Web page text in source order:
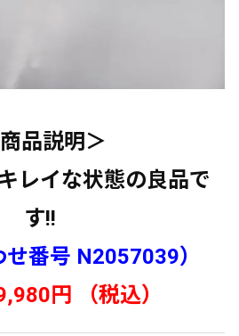
品説明＞
レイな状態の良品で
す!!
せ番号 N2057039）
円 （税込）